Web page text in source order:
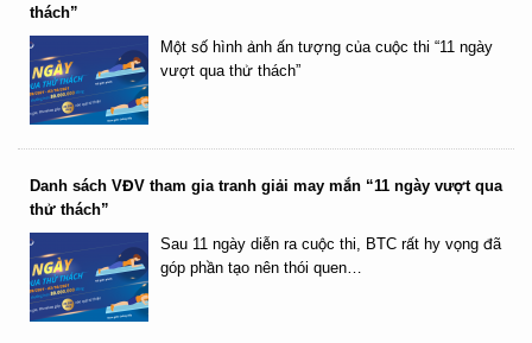
thách”
Một số hình ảnh ấn tượng của cuộc thi “11 ngày
vượt qua thử thách”
Danh sách VĐV tham gia tranh giải may mắn “11 ngày vượt qua
thử thách”
Sau 11 ngày diễn ra cuộc thi, BTC rất hy vọng đã
góp phần tạo nên thói quen…